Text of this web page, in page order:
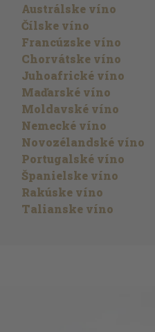
Austrálske víno
Čílske víno
Francúzske víno
Chorvátske víno
Juhoafrické víno
Maďarské víno
Moldavské víno
Nemecké víno
Novozélandské víno
Portugalské víno
Španielske víno
Rakúske víno
Talianske víno